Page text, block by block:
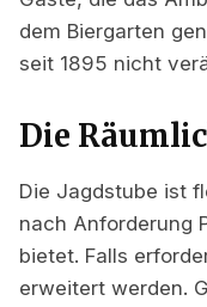
dem Biergarten
seit 1895 nicht
Die
Die Jagdstube ist
nach Anforderung
bietet. Falls
erweitert werden.